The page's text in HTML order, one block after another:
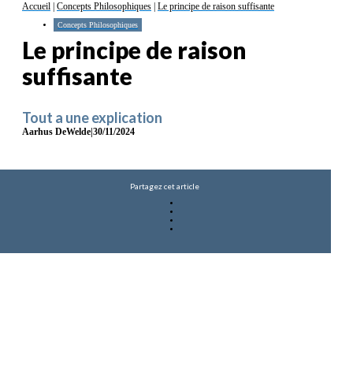
Accueil Concepts Philosophiques Le principe de raison suffisante
Concepts Philosophiques
Le principe de raison
suffisante
Tout a une explication
Aarhus DeWelde|30/11/2024
Partagez cet article